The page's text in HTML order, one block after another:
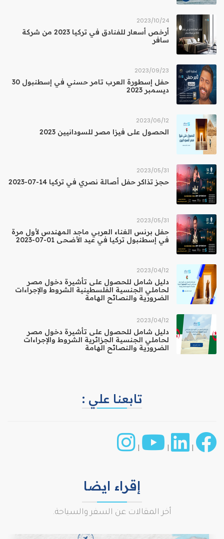
24‏/10‏/2023
أرخص أسعار للفنادق في تركيا 2023 من شركة
سافر
23‏/09‏/2023
حفل إسطورة العرب تامر حسني في إسطنبول 30
ديسمبر 2023
12‏/06‏/2023
الحصول على فيزا مصر للسودانيين 2023
31‏/05‏/2023
حجز تذاكر حفل أصالة نصري في تركيا 14-07-2023
31‏/05‏/2023
حفل برنس الغناء العربي ماجد المهندس لأول مرة
في إسطنبول تركيا في عيد الأضحى 01-07-2023
12‏/04‏/2023
دليل شامل للحصول على تأشيرة دخول مصر
لحاملي الجنسية الفلسطينية الشروط والإجراءات
الضرورية والنصائح الهامة
12‏/04‏/2023
دليل شامل للحصول على تأشيرة دخول مصر
لحاملي الجنسية الجزائرية الشروط والإجراءات
الضرورية والنصائح الهامة
تابعنا علي :
|
|
|
إقراء ايضا
أخر المقالات عن السفر والسياحة.